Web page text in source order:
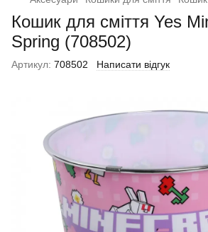
Кошик для смiття Yes
Spring (708502)
Артикул: 708502 Написати відгук